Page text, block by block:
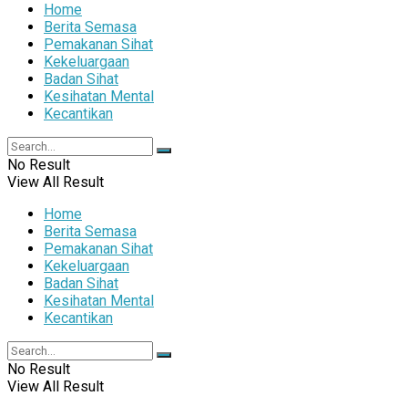
Home
Berita Semasa
Pemakanan Sihat
Kekeluargaan
Badan Sihat
Kesihatan Mental
Kecantikan
No Result
View All Result
Home
Berita Semasa
Pemakanan Sihat
Kekeluargaan
Badan Sihat
Kesihatan Mental
Kecantikan
No Result
View All Result